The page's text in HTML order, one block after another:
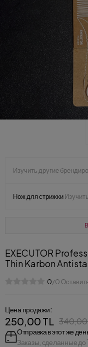
Изучить другие
Нож для стрижки
EXECUTOR
Thin Karbon
0/0
Цена продажи:
250,00 TL 340,00
Отправка в этот же
Заказы, сделанные до